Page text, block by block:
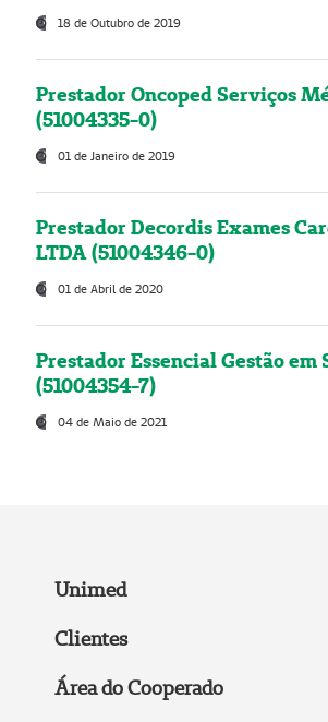
18 de Outubro de 2019
Prestador Oncoped Serviços
(51004335-0)
01 de Janeiro de 2019
Prestador Decordis Exames
LTDA (51004346-0)
01 de Abril de 2020
Prestador Essencial Gestão em
(51004354-7)
04 de Maio de 2021
Unimed
Clientes
Área do Cooperado